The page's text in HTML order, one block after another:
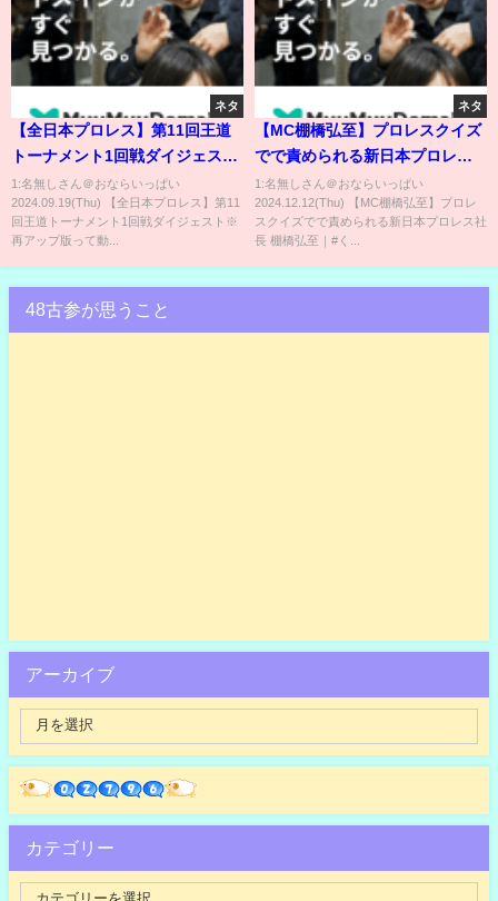
ネタ
【全日本プロレス】第11回王道
トーナメント1回戦ダイジェスト
※再アップ版
1:名無しさん＠おならいっぱい
2024.09.19(Thu) 【全日本プロレス】第11
回王道トーナメント1回戦ダイジェスト※
再アップ版って動...
ネタ
【MC棚橋弘至】プロレスクイズ
でで責められる新日本プロレス
社長 棚橋弘至｜#くりぃむナンタ
ラ #ABEMA で最新話無料配信
中！
1:名無しさん＠おならいっぱい
2024.12.12(Thu) 【MC棚橋弘至】プロレ
スクイズでで責められる新日本プロレス社
長 棚橋弘至｜#く...
48古参が思うこと
アーカイブ
カテゴリー